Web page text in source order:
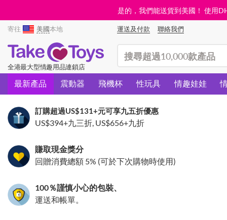
是的，我們能送貨到美國！ 使用
寄往 美國本地 運送及付款 聯絡我們
全港最大型情趣用品連鎖店
最新產品 震動器 飛機杯 性玩具 情趣娃娃
訂購超過US$131+元可享九五折優惠
US$394+九三折, US$656+九折
賺取現金獎分
回贈消費總額 5% (可於下次購物時使用)
100％謹慎小心的包裝、
運送和帳單。